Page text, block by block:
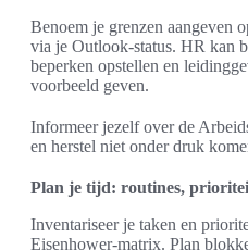
Benoem je grenzen aangeven
via je Outlook-status. HR kan
beperken opstellen en
voorbeeld geven.
Informeer jezelf over de
en herstel niet onder druk
Plan je tijd: routines,
Inventariseer je taken en
Eisenhower-matrix. Plan